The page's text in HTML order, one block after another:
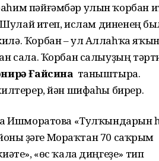
пәйғәмбәр улын ҡорбан
итеп, ислам диненең
Ҡорбан – ул Аллаһҡа
сала. Ҡорбан салыуҙың
Ғайсина таныштыра.
йән шифаһы бирер.
Ишморатова «Тулҡындарын
үҙәге Мораҡтан 70 саҡрым
«өс ҡала диңгеҙе» тип